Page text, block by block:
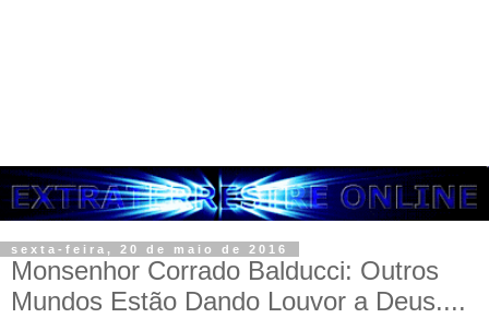
sexta-feira, 20 de maio de 2016
Monsenhor Corrado Balducci: Outros
Mundos Estão Dando Louvor a Deus....